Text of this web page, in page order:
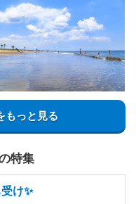
もっと見る
特集
け✨